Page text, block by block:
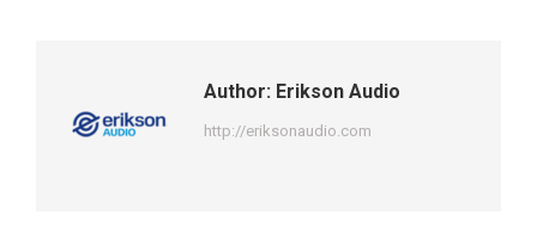
Author: Erikson Audio
http://eriksonaudio.com